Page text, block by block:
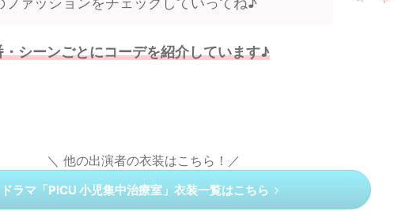
シーンごとにコーデを紹介しています♪
＼ 他の出演者の衣装はこちら！／
ドラマ「PICU 小児集中治療室」衣装一覧はこちら